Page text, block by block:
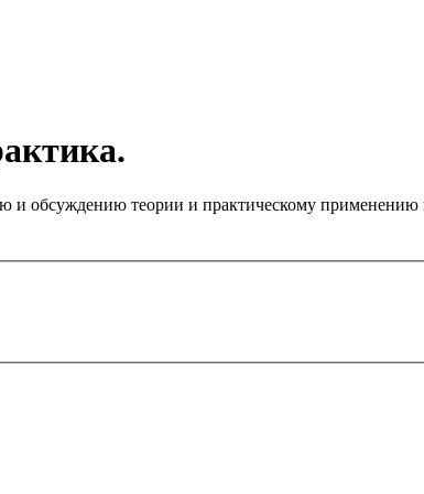
обсуждению теории и практическому применению